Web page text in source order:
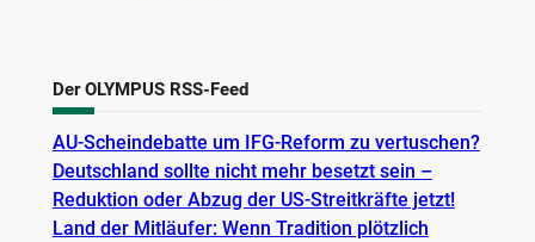
Der OLYMPUS RSS-Feed
AU-Scheindebatte um IFG-Reform zu vertuschen?
Deutschland sollte nicht mehr besetzt sein –
Reduktion oder Abzug der US-Streitkräfte jetzt!
Land der Mitläufer: Wenn Tradition plötzlich